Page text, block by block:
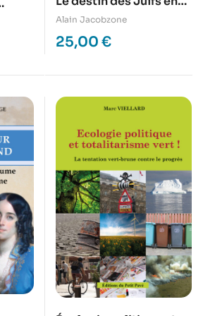
Anjou (1940-1944)
Alain Jacobzone
25,00 €